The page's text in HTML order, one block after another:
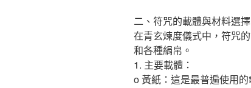
二、符咒的載體與材料選擇
在青玄煉度儀式中，符咒
和各種絹帛。
1. 主要載體：
o 黃紙：這是最普遍使用